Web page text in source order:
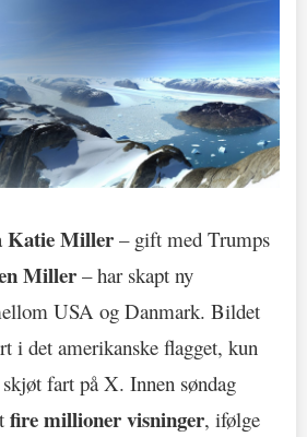
Katie Miller – gift med Trumps
Miller – har skapt ny
USA og Danmark. Bildet
i det amerikanske flagget, kun
fart på X. Innen søndag
fire millioner visninger, ifølge